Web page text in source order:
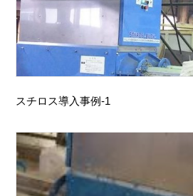
スチロス導入事例-1